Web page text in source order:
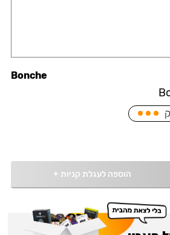
Bonche
הוספה לעגלת קניות +